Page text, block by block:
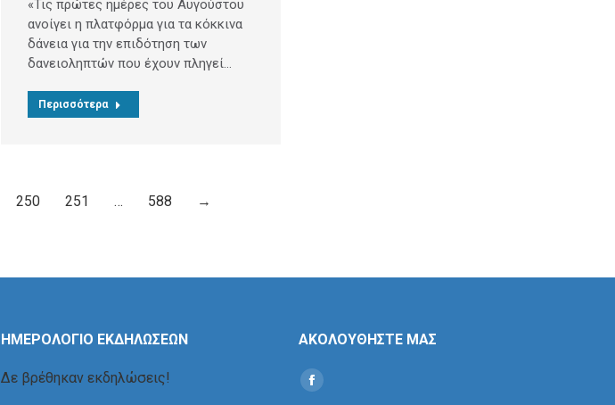
«Τις πρώτες ημέρες του Αυγούστου
ανοίγει η πλατφόρμα για τα κόκκινα
δάνεια για την επιδότηση των
δανειοληπτών που έχουν πληγεί…
Περισσότερα
250 251 … 588 →
ΗΜΕΡΟΛΟΓΙΟ ΕΚΔΗΛΩΣΕΩΝ
Δε βρέθηκαν εκδηλώσεις!
ΑΚΟΛΟΥΘΗΣΤΕ ΜΑΣ
Find us on:
Social